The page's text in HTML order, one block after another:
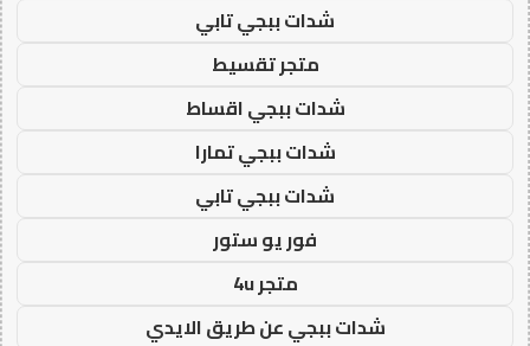
شدات ببجي تابي
متجر تقسيط
شدات ببجي اقساط
شدات ببجي تمارا
شدات ببجي تابي
فور يو ستور
متجر 4u
شدات ببجي عن طريق الايدي